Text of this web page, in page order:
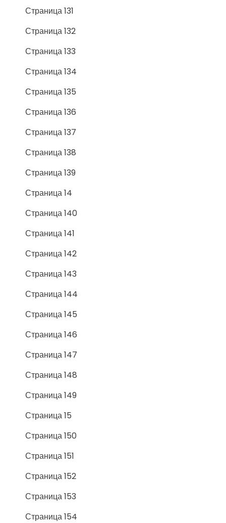
Страница 131
Страница 132
Страница 133
Страница 134
Страница 135
Страница 136
Страница 137
Страница 138
Страница 139
Страница 14
Страница 140
Страница 141
Страница 142
Страница 143
Страница 144
Страница 145
Страница 146
Страница 147
Страница 148
Страница 149
Страница 15
Страница 150
Страница 151
Страница 152
Страница 153
Страница 154